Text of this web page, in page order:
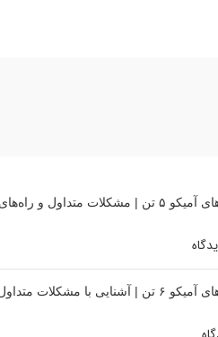
رایج‌ترین خرابی‌های آمیکو ۵ تن | مشکلات متداول و راه‌های
رایج‌ترین خرابی‌های آمیکو ۶ تن | آشنایی با مشکلات